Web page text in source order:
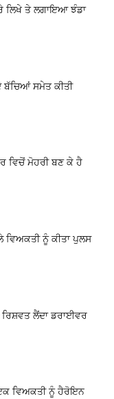
ਲਿਖੇ ਤੇ ਲਗਾਇਆ ਝੰਡਾ
ਬੱਚਿਆਂ ਸਮੇਤ ਕੀਤੀ
ਵਿਚੋਂ ਮੋਹਰੀ ਬਣ ਕੇ ਹੈ
ਵਿਅਕਤੀ ਨੂੰ ਕੀਤਾ ਪੁਲਸ
ਲੈਂਦਾ ਡਰਾਈਵਰ
ਵਿਅਕਤੀ ਨੂੰ ਹੈਰੋਇਨ